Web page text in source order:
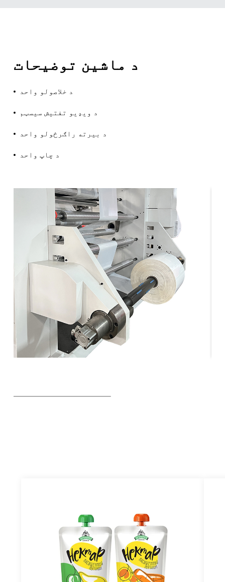
د ماشین توضیحات
د خلاصولو واحد
د ویډیو تفتیش سیسټم
د بیرته راګرځولو واحد
د چاپ واحد